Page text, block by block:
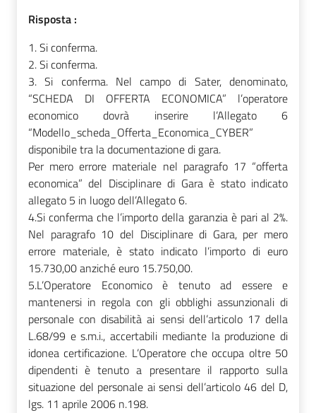
Risposta :
1. Si conferma.
2. Si conferma.
3. Si conferma. Nel campo di Sater, denominato,
“SCHEDA DI OFFERTA ECONOMICA” l’operatore
economico dovrà inserire l’Allegato 6
“Modello_scheda_Offerta_Economica_CYBER”
disponibile tra la documentazione di gara.
Per mero errore materiale nel paragrafo 17 “offerta
economica” del Disciplinare di Gara è stato indicato
allegato 5 in luogo dell’Allegato 6.
4.Si conferma che l’importo della garanzia è pari al 2%.
Nel paragrafo 10 del Disciplinare di Gara, per mero
errore materiale, è stato indicato l’importo di euro
15.730,00 anziché euro 15.750,00.
5.L’Operatore Economico è tenuto ad essere e
mantenersi in regola con gli obblighi assunzionali di
personale con disabilità ai sensi dell’articolo 17 della
L.68/99 e s.m.i., accertabili mediante la produzione di
idonea certificazione. L’Operatore che occupa oltre 50
dipendenti è tenuto a presentare il rapporto sulla
situazione del personale ai sensi dell’articolo 46 del D,
lgs. 11 aprile 2006 n.198.